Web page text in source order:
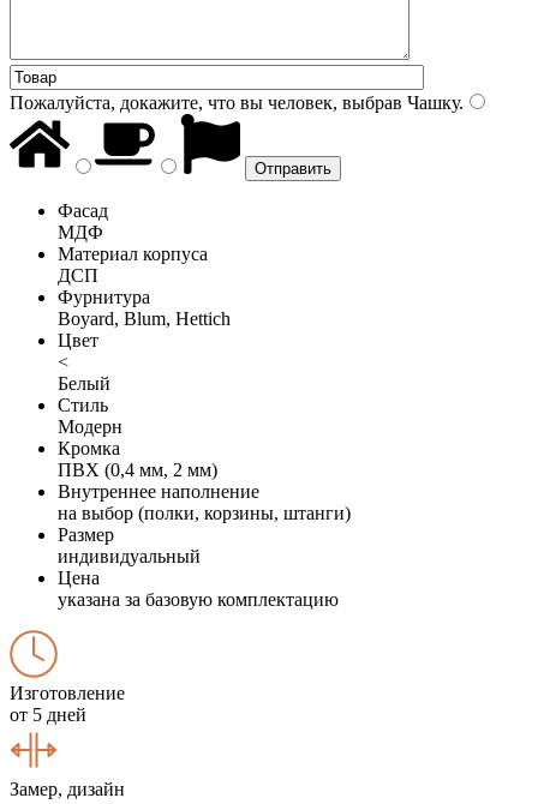
Пожалуйста, докажите, что вы человек, выбрав Чашку.
Фасад
МДФ
Материал корпуса
ДСП
Фурнитура
Boyard, Blum, Hettich
Цвет
<
Белый
Стиль
Модерн
Кромка
ПВХ (0,4 мм, 2 мм)
Внутреннее наполнение
на выбор (полки, корзины, штанги)
Размер
индивидуальный
Цена
указана за базовую комплектацию
Изготовление
от 5 дней
Замер, дизайн